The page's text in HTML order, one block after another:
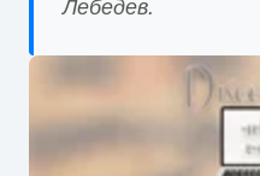
Лебедев.